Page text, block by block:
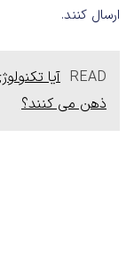
ارسال کنند.
READ آیا
ذهن می کنند؟